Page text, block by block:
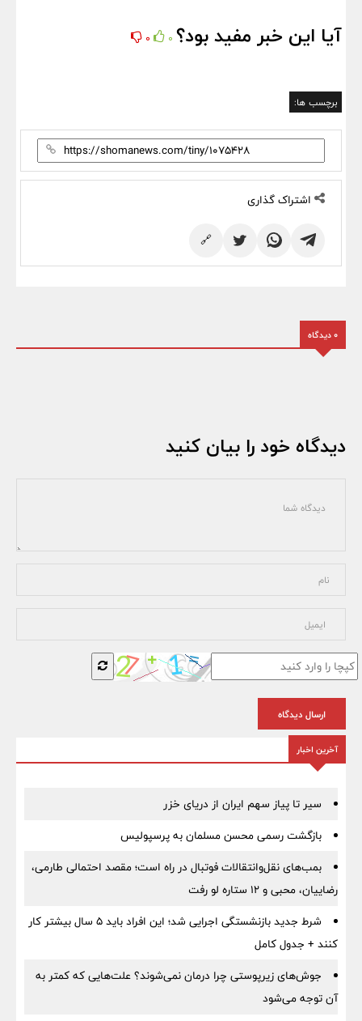
آیا این خبر مفید بود؟ 0
0
برچسب ها:
اشتراک گذاری
🔗
0 دیدگاه
دیدگاه خود را بیان کنید
ارسال دیدگاه
آخرین اخبار
سیر تا پیاز سهم ایران از دریای خزر
بازگشت رسمی محسن مسلمان به پرسپولیس
بمب‌های نقل‌وانتقالات فوتبال در راه است؛ مقصد احتمالی طارمی،
رضاییان، محبی و ۱۲ ستاره لو رفت
شرط جدید بازنشستگی اجرایی شد؛ این افراد باید ۵ سال بیشتر کار
کنند + جدول کامل
جوش‌های زیرپوستی چرا درمان نمی‌شوند؟ علت‌هایی که کمتر به
آن توجه می‌شود